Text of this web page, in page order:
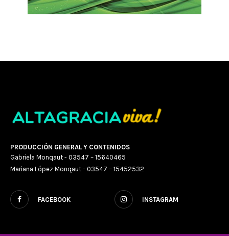
PRODUCCIÓN GENERAL Y CONTENIDOS
Gabriela Monqaut - 03547 – 15640465
Mariana López Monqaut - 03547 – 15452532
FACEBOOK INSTAGRAM